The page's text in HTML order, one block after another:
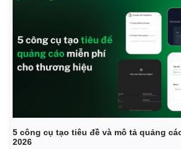
5 công cụ tạo tiêu đề và mô tả quảng
2026